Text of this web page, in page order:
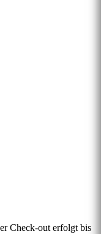
Check-out erfolgt bis